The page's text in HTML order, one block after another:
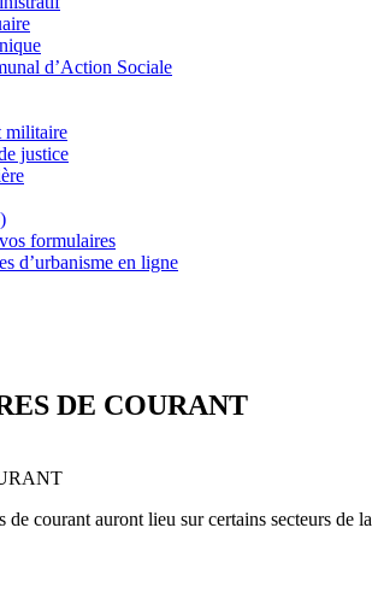
d’Action Sociale
militaire
justice
formulaires
d’urbanisme en ligne
DE COURANT
courant auront lieu sur certains secteurs de